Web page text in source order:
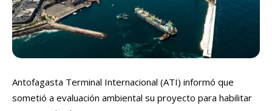
Antofagasta Terminal Internacional (ATI) informó que
sometió a evaluación ambiental su proyecto para habilitar